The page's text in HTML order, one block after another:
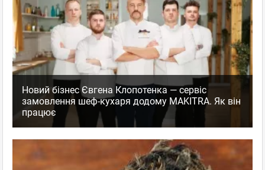
Новий бізнес Євгена Клопотенка — сервіс
замовлення шеф-кухаря додому MAKITRA. Як він
працює